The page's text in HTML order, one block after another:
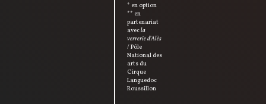
* en option
** en
partenariat
avecla
verrerie d’Alès
/ Pôle
National des
arts du
Cirque
Languedoc
Roussillon